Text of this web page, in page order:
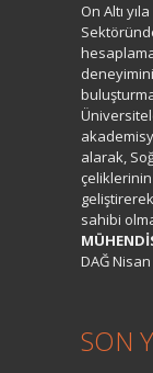
On Altı
alarak,
sahibi
DAĞ
SON